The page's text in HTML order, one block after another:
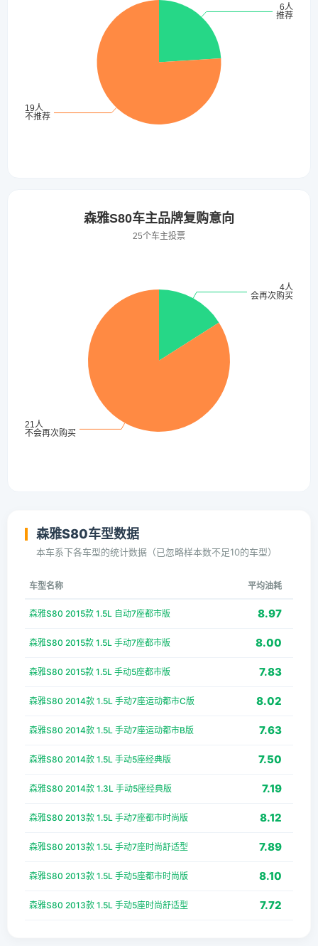
森雅S80车型数据
本车系下各车型的统计数据（已忽略样本数不足10的车型）
车型名称 平均油耗
森雅S80 2015款 1.5L 自动7座都市版 8.97
森雅S80 2015款 1.5L 手动7座都市版 8.00
森雅S80 2015款 1.5L 手动5座都市版 7.83
森雅S80 2014款 1.5L 手动7座运动都市C版 8.02
森雅S80 2014款 1.5L 手动7座运动都市B版 7.63
森雅S80 2014款 1.5L 手动5座经典版 7.50
森雅S80 2014款 1.3L 手动5座经典版 7.19
森雅S80 2013款 1.5L 手动7座都市时尚版 8.12
森雅S80 2013款 1.5L 手动7座时尚舒适型 7.89
森雅S80 2013款 1.5L 手动5座都市时尚版 8.10
森雅S80 2013款 1.5L 手动5座时尚舒适型 7.72